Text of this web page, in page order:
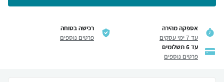
אספקה מהירה
עד 7 ימי עסקים
רכישה בטוחה
פרטים נוספים
עד 6 תשלומים
פרטים נוספים